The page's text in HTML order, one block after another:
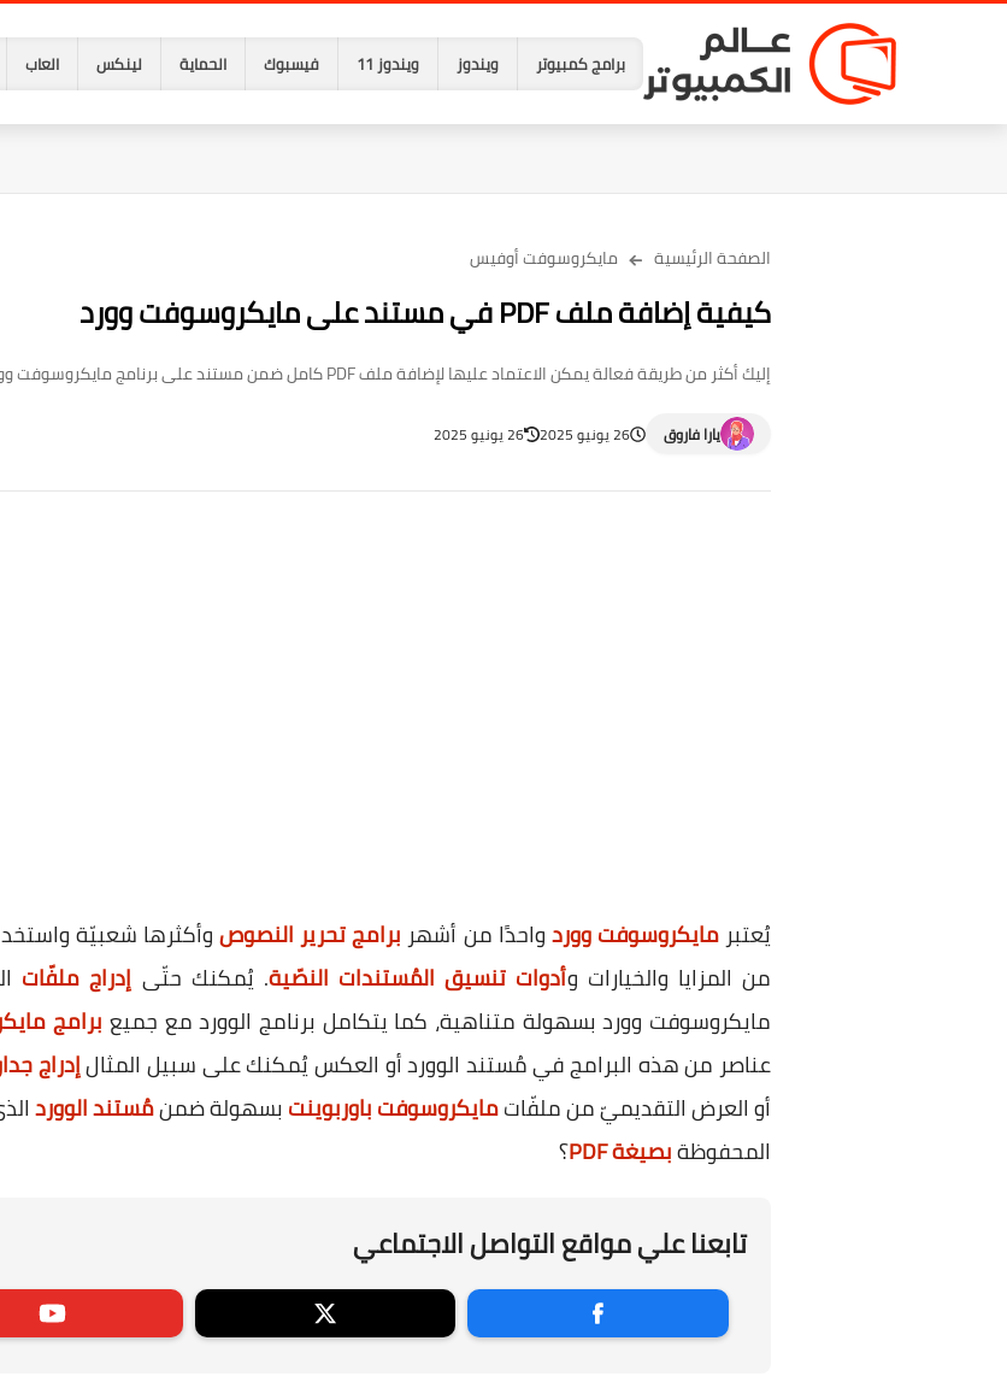
برامج كمبيوتر ويندوز ويندوز 11 فيسبوك الحماية لينكس العاب
الصفحة الرئيسية مايكروسوفت أوفيس
كيفية إضافة ملف PDF في مستند على مايكروسوفت وورد
إليك أكثر من طريقة فعالة يمكن الاعتماد عليها لإضافة ملف PDF كامل ضمن مستند على برنامج مايكروسوفت وورد بسهولة.
يارا فاروق 26 يونيو 2025 26 يونيو 2025
يُعتبرمايكروسوفت ووردواحدًا من أشهر برامج تحرير النصوصوأكثرها شعبيّة
من المزايا والخيارات وأدوات تنسيق المُستندات النصّية. يُمكنك حتّى إدراج ملفّات
مايكروسوفت وورد بسهولة متناهية، كما يتكامل برنامج الوورد مع جميع برامج
عناصر من هذه البرامج في مُستند الوورد أو العكس يُمكنك على سبيل المثالإدراج
أو العرض التقديميّ من ملفّاتمايكروسوفت باوربوينت بسهولة ضمنمُستند الوورد
المحفوظةبصيغة PDF ؟
تابعنا علي مواقع التواصل الاجتماعي